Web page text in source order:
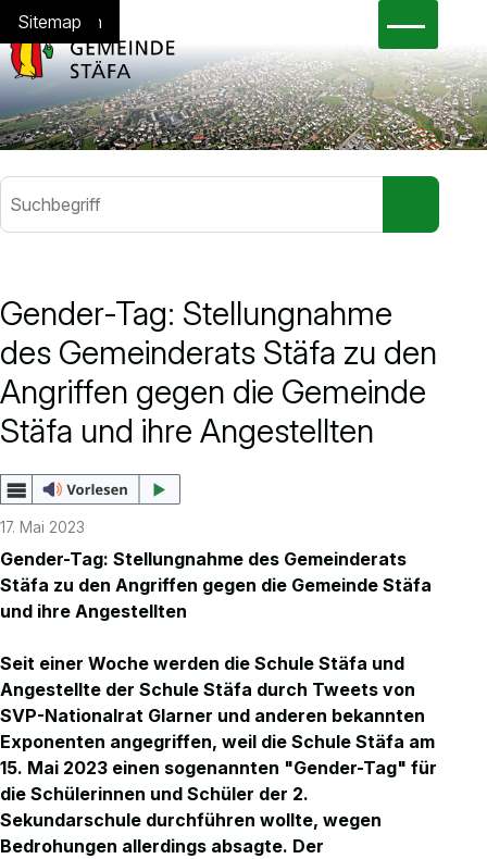
Navigieren in Stäfa
Schnellnavigation
Home
Navigation
Inhalt
Suche
Sitemap
Suchbegriff
Gesetzessammlung
Abfallkalender
eBau
eSteuerkonto
Jobs
Dienstleistungen
Kontakt
Nachhaltigkeit
Gender-Tag: Stellungnahme
des Gemeinderats Stäfa zu den
Angriffen gegen die Gemeinde
Stäfa und ihre Angestellten
17. Mai 2023
Gender-Tag: Stellungnahme des Gemeinderats
Stäfa zu den Angriffen gegen die Gemeinde Stäfa
und ihre Angestellten
Seit einer Woche werden die Schule Stäfa und
Angestellte der Schule Stäfa durch Tweets von
SVP-Nationalrat Glarner und anderen bekannten
Exponenten angegriffen, weil die Schule Stäfa am
15. Mai 2023 einen sogenannten "Gender-Tag" für
die Schülerinnen und Schüler der 2.
Sekundarschule durchführen wollte, wegen
Bedrohungen allerdings absagte. Der